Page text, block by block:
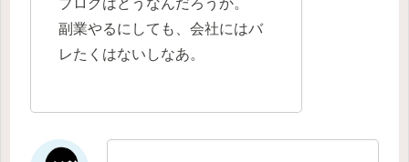
ブログはどうなんだろうか。
副業やるにしても、会社にはバ
レたくはないしなあ。